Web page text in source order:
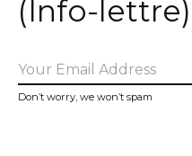
(Info-lettre)
Don’t worry, we won’t spam